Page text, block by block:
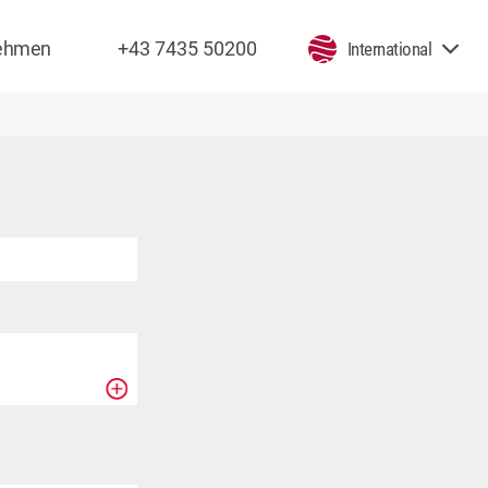
International
+43 7435 50200